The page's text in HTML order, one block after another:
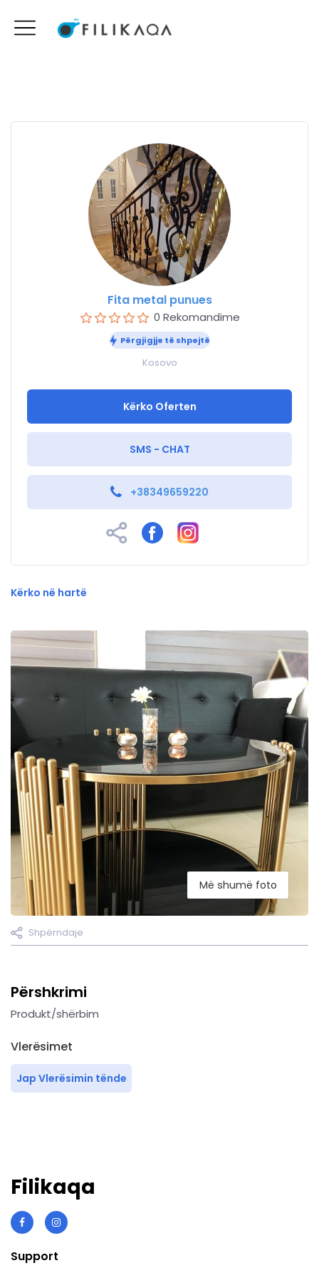
Më shumë foto
Shpërndaje
Përshkrimi
Produkt/shërbim
Vlerësimet
Jap Vlerësimin tënde
Fita metal punues
0 Rekomandime
Përgjigjje të shpejtë
Kosovo
Kërko Oferten
SMS - CHAT
+38349659220
Kërko në hartë
Filikaqa
Support